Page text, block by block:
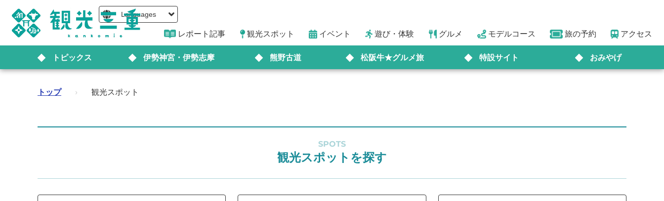
Languages
レポート記事 観光スポット イベント 遊び・体験 グルメ モデルコース 旅の予約 アクセス
トピックス 伊勢神宮・伊勢志摩 熊野古道 松阪牛★グルメ旅 特設サイト おみやげ
トップ › 観光スポット
SPOTS
観光スポットを探す